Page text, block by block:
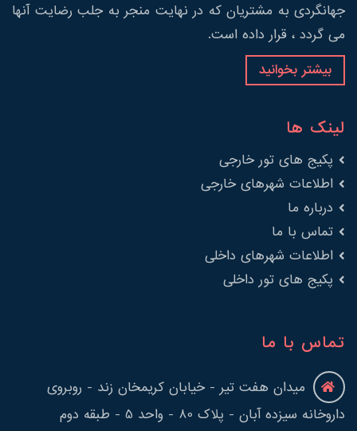
جهانگردی به مشتریان که در نهایت منجر به جلب رضایت آنها
می گردد ، قرار داده است.
بیشتر بخوانید
لینک ها
پکیج های تور خارجی
اطلاعات شهرهای خارجی
درباره ما
تماس با ما
اطلاعات شهرهای داخلی
پکیج های تور داخلی
تماس با ما
میدان هفت تیر - خیابان کریمخان زند - روبروی
داروخانه سیزده آبان - پلاک 80 - واحد 5 - طبقه دوم